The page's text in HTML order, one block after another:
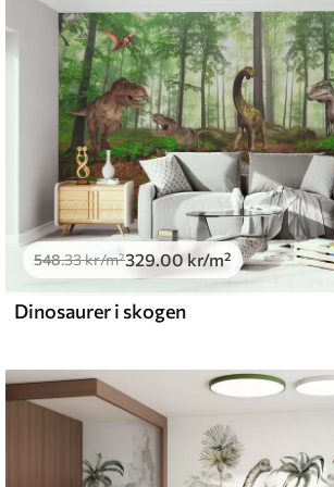
.00kr/m²
and Stick
.00555.00kr/m²
548.33kr/m²329.00 kr/m²
Dinosaurer i skogen